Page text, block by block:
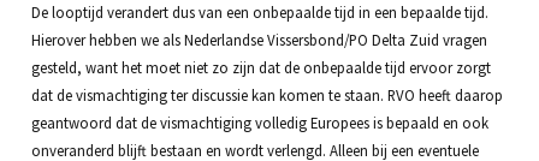
De looptijd verandert dus van een onbepaalde tijd in een bepaalde tijd.
Hierover hebben we als Nederlandse Vissersbond/PO Delta Zuid vragen
gesteld, want het moet niet zo zijn dat de onbepaalde tijd ervoor zorgt
dat de vismachtiging ter discussie kan komen te staan. RVO heeft daarop
geantwoord dat de vismachtiging volledig Europees is bepaald en ook
onveranderd blijft bestaan en wordt verlengd. Alleen bij een eventuele